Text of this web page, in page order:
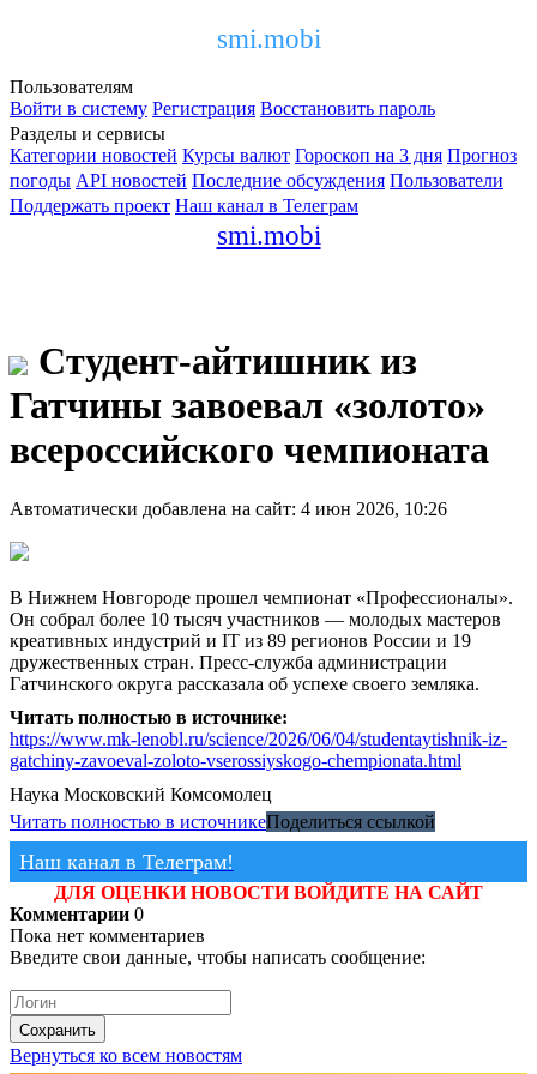
smi.mobi
Пользователям
Войти в систему Регистрация Восстановить пароль
Разделы и сервисы
Категории новостей Курсы валют Гороскоп на 3 дня Прогноз
погоды API новостей Последние обсуждения Пользователи
Поддержать проект Наш канал в Телеграм
smi.mobi
Студент-айтишник из
Гатчины завоевал «золото»
всероссийского чемпионата
Автоматически добавлена на сайт: 4 июн 2026, 10:26
В Нижнем Новгороде прошел чемпионат «Профессионалы».
Он собрал более 10 тысяч участников — молодых мастеров
креативных индустрий и IT из 89 регионов России и 19
дружественных стран. Пресс-служба администрации
Гатчинского округа рассказала об успехе своего земляка.
Читать полностью в источнике:
https://www.mk-lenobl.ru/science/2026/06/04/studentaytishnik-iz-
gatchiny-zavoeval-zoloto-vserossiyskogo-chempionata.html
Наука Московский Комсомолец
Читать полностью в источникеПоделиться ссылкой
Наш канал в Телеграм!
ДЛЯ ОЦЕНКИ НОВОСТИ ВОЙДИТЕ НА САЙТ
Комментарии 0
Пока нет комментариев
Введите свои данные, чтобы написать сообщение:
Сохранить
Вернуться ко всем новостям